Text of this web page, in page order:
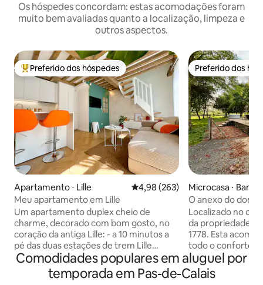
Os hóspedes concordam: estas acomodações foram
muito bem avaliadas quanto a localização, limpeza e
outros aspectos.
Entre os melhores preferidos dos hóspedes
Preferido dos hóspedes
Apartamento ⋅ Lille 4,98 de uma avaliação média de
4,98 (263)
Meu apartamento em Lille
Um apartamento duplex cheio de
charme, decorado com bom gosto, no
coração da antiga Lille: - a 10 minutos a
pé das duas estações de trem Lille
Flandres e Lille Europe - a 10 minutos a
pé do metrô Rihour ou do metrô Lille
Flandre - a 5 minutos a pé da Grand-
Preferido dos
Preferido dos
Microcasa ⋅
O anexo do
Localizado no
da propriedade
1778. Esta acomodação atípica oferece
todo o conforto e
ambiente verdejante. A 35
Lille e a 20
praias. A 5
Comodidades populares em aluguel por
temporada em Pas-de-Calais